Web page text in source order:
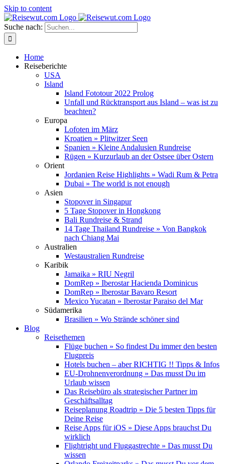
Skip to content
Suche nach:
Home
Reiseberichte
USA
Island
Island Fototour 2022 Prolog
Unfall und Rücktransport aus Island – was ist zu
beachten?
Europa
Lofoten im März
Kroatien » Plitwitzer Seen
Spanien » Kleine Andalusien Rundreise
Rügen » Kurzurlaub an der Ostsee über Ostern
Orient
Jordanien Reise Highlights » Wadi Rum & Petra
Dubai » The world is not enough
Asien
Stopover in Singapur
5 Tage Stopover in Hongkong
Bali Rundreise & Strand
14 Tage Thailand Rundreise » Von Bangkok
nach Chiang Mai
Australien
Westaustralien Rundreise
Karibik
Jamaika » RIU Negril
DomRep » Iberostar Hacienda Dominicus
DomRep » Iberostar Bavaro Resort
Mexico Yucatan » Iberostar Paraiso del Mar
Südamerika
Brasilien » Wo Strände schöner sind
Blog
Reisethemen
Flüge buchen » So findest Du immer den besten
Flugpreis
Hotels buchen – aber RICHTIG !! Tipps & Infos
EU-Drohnenverordnung » Das musst Du im
Urlaub wissen
Das Reisebüro als strategischer Partner im
Geschäftsalltag
Reiseplanung Roadtrip » Die 5 besten Tipps für
Deine Reise
Reise Apps für iOS » Diese Apps brauchst Du
wirklich
Flightright und Fluggastrechte » Das musst Du
wissen